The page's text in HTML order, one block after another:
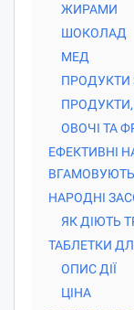
ЖИРАМИ
ШОКОЛАД
МЕД
ПРОДУКТИ
ОВОЧІ ТА
ЕФЕКТИВНІ
НАРОДНІ
ЯК ДІЮТЬ
ТАБЛЕТКИ
ОПИС ДІЇ
ЦІНА